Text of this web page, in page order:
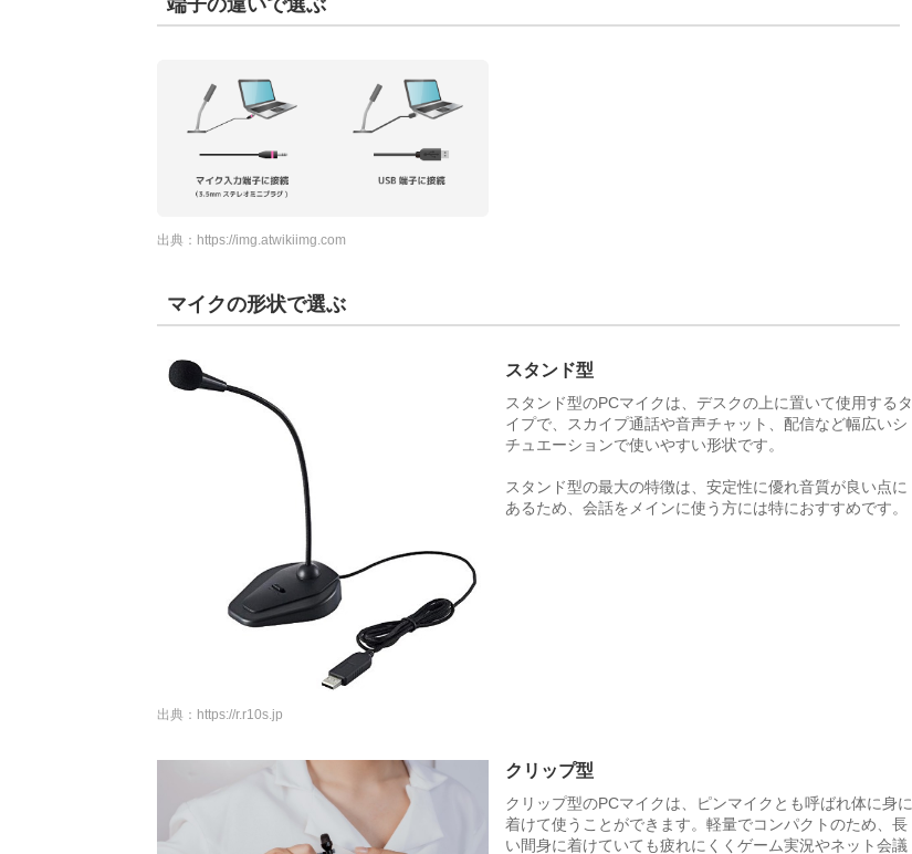
端子の違いで選ぶ
出典： https://img.atwikiimg.com
マイクの形状で選ぶ
スタンド型
スタンド型のPCマイクは、デスクの上に置いて使用するタ
イプで、スカイプ通話や音声チャット、配信など幅広いシ
チュエーションで使いやすい形状です。
スタンド型の最大の特徴は、安定性に優れ音質が良い点に
あるため、会話をメインに使う方には特におすすめです。
出典： https://r.r10s.jp
クリップ型
クリップ型のPCマイクは、ピンマイクとも呼ばれ体に身に
着けて使うことができます。軽量でコンパクトのため、長
い間身に着けていても疲れにくくゲーム実況やネット会議